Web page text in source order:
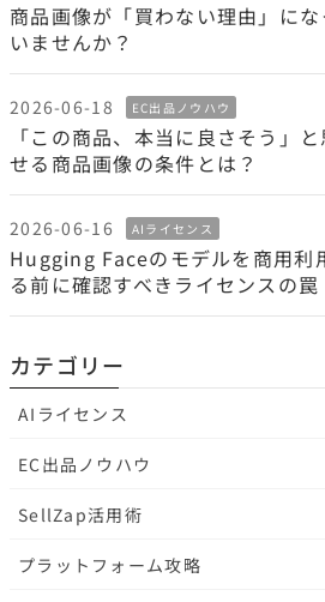
商品画像が「買わない理由」にな
いませんか？
2026-06-18 EC出品ノウハウ
「この商品、本当に良さそう」と
せる商品画像の条件とは？
2026-06-16 AIライセンス
Hugging Faceのモデルを商用利
る前に確認すべきライセンスの罠
カテゴリー
AIライセンス
EC出品ノウハウ
SellZap活用術
プラットフォーム攻略